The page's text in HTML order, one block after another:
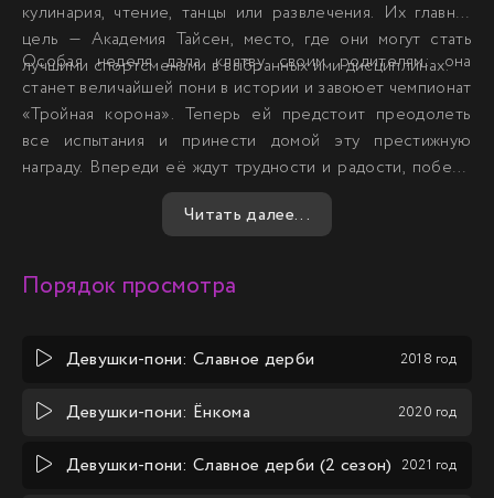
кулинария, чтение, танцы или развлечения. Их главная
цель — Академия Тайсен, место, где они могут стать
лучшими спортсменами в выбранных ими дисциплинах.
Особая неделя дала клятву своим родителям: она
станет величайшей пони в истории и завоюет чемпионат
«Тройная корона». Теперь ей предстоит преодолеть
все испытания и принести домой эту престижную
награду. Впереди её ждут трудности и радости, победы
и поражения, но её дух непоколебим, и она готова
Читать далее...
Порядок просмотра
Девушки-пони: Славное дерби 2018 год
Девушки-пони: Ёнкома 2020 год
Девушки-пони: Славное дерби (2 сезон) 2021 год